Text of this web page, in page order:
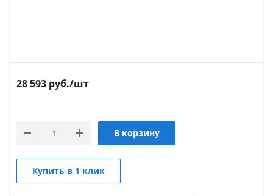
28 593 руб./шт
В корзину
Купить в 1 клик